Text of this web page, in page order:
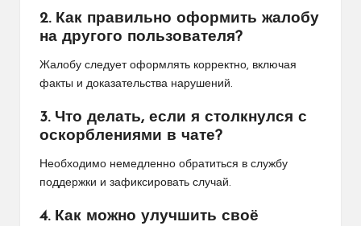
2. Как правильно оформить жалобу
на другого пользователя?
Жалобу следует оформлять корректно, включая
факты и доказательства нарушений.
3. Что делать, если я столкнулся с
оскорблениями в чате?
Необходимо немедленно обратиться в службу
поддержки и зафиксировать случай.
4. Как можно улучшить своё